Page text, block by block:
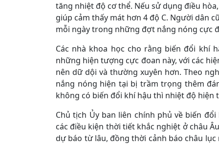
tăng nhiệt độ cơ thể. Nếu sử dụng điều
giúp cảm thấy mát hơn 4 độ C. Người dân
mỗi ngày trong những đợt nắng nóng cực
Các nhà khoa học cho rằng biến đổi khí
những hiện tượng cực đoan này, với các
nên dữ dội và thường xuyên hơn. Theo
nắng nóng hiện tại bị trầm trọng thêm
không có biến đổi khí hậu thì nhiệt độ hiện
Chủ tịch Ủy ban liên chính phủ về biến đổi
các điều kiện thời tiết khắc nghiệt ở châu
dự báo từ lâu, đồng thời cảnh báo châu